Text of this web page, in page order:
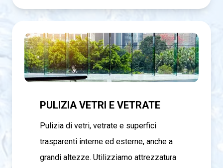
PULIZIA VETRI E VETRATE
Pulizia di vetri, vetrate e superfici
trasparenti interne ed esterne, anche a
grandi altezze. Utilizziamo attrezzatura